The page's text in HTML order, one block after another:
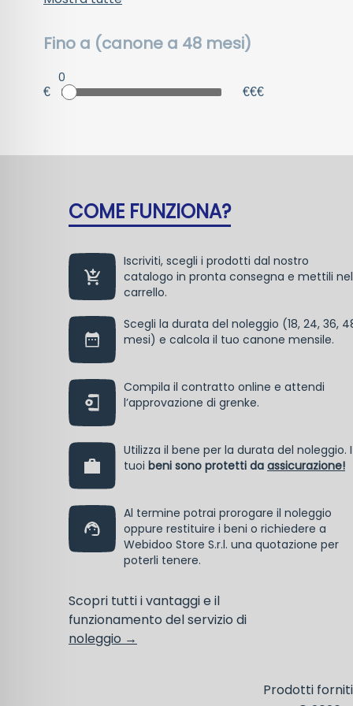
Fino a (canone a 48 mesi)
€
0
€€€
COME FUNZIONA?
Iscriviti, scegli i prodotti dal nostro
catalogo in pronta consegna e mettili nel
carrello.
Scegli la durata del noleggio (18, 24, 36,
mesi) e calcola il tuo canone mensile.
Compila il contratto online e attendi
l’approvazione di grenke.
Utilizza il bene per la durata del noleggio. I
tuoi beni sono protetti da assicurazione!
Al termine potrai prorogare il noleggio
oppure restituire i beni o richiedere a
Webidoo Store S.r.l. una quotazione per
poterli tenere.
Scopri tutti i vantaggi e il
funzionamento del servizio di
noleggio →
Prodotti forniti